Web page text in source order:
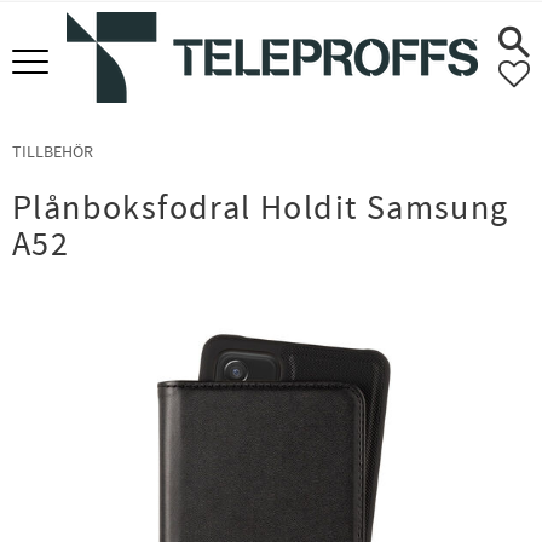
Meny
TILLBEHÖR
Plånboksfodral Holdit Samsung
A52